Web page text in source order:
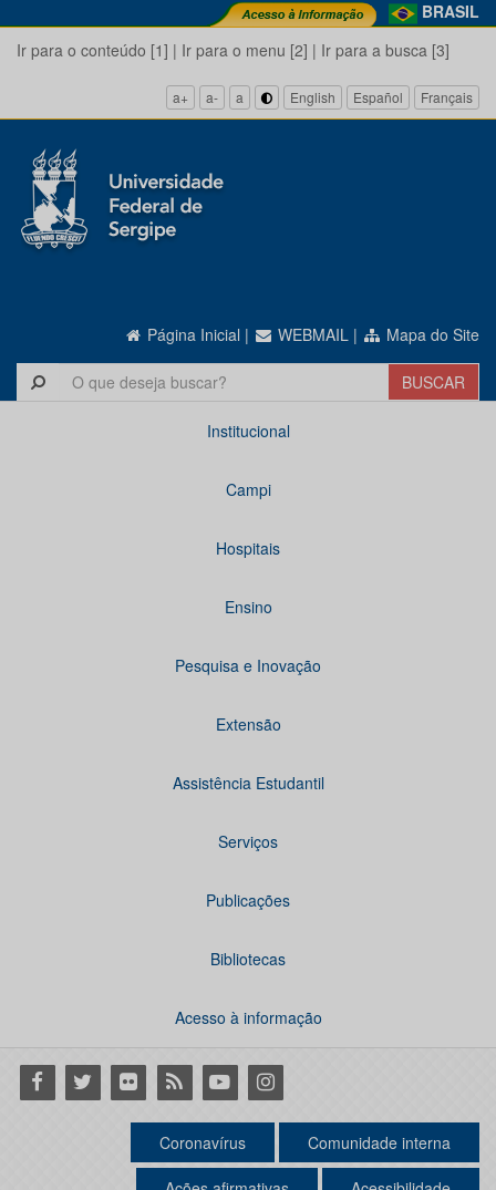
BRASIL
Ir para o conteúdo [1] | Ir para o menu [2] | Ir para a busca [3]
a+ a- a English Español Français
Página Inicial | WEBMAIL | Mapa do Site
Institucional
Campi
Hospitais
Ensino
Pesquisa e Inovação
Extensão
Assistência Estudantil
Serviços
Publicações
Bibliotecas
Acesso à informação
Facebook
Twitter Flickr RSS YoutubeInstagram
Coronavírus Comunidade interna